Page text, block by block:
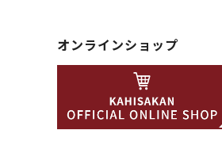
オンラインショップ